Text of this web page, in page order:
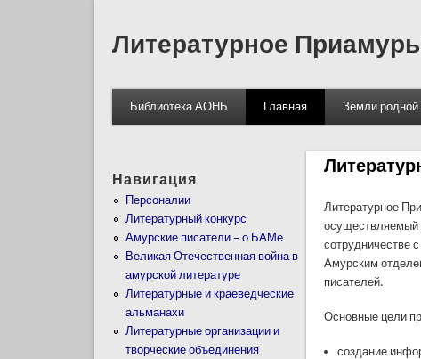
Литературное
Библиотека АОНБ Главная Земли родной
Литературное
осуществляемый
сотрудничестве
Амурским
писателей.
Основные цели
создание
Навигация
Персоналии
Литературный конкурс
Амурские писатели – о БАМе
Великая Отечественная война в
амурской литературе
Литературные и краеведческие
альманахи
Литературные организации и
творческие объединения